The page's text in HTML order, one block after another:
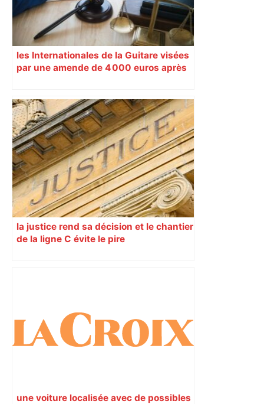
les Internationales de la Guitare visées
par une amende de 4 000 euros après
la justice rend sa décision et le chantier
de la ligne C évite le pire
une voiture localisée avec de possibles